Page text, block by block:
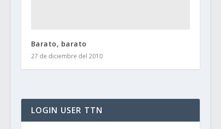
Barato, barato
27 de diciembre del 2010
LOGIN USER TTN